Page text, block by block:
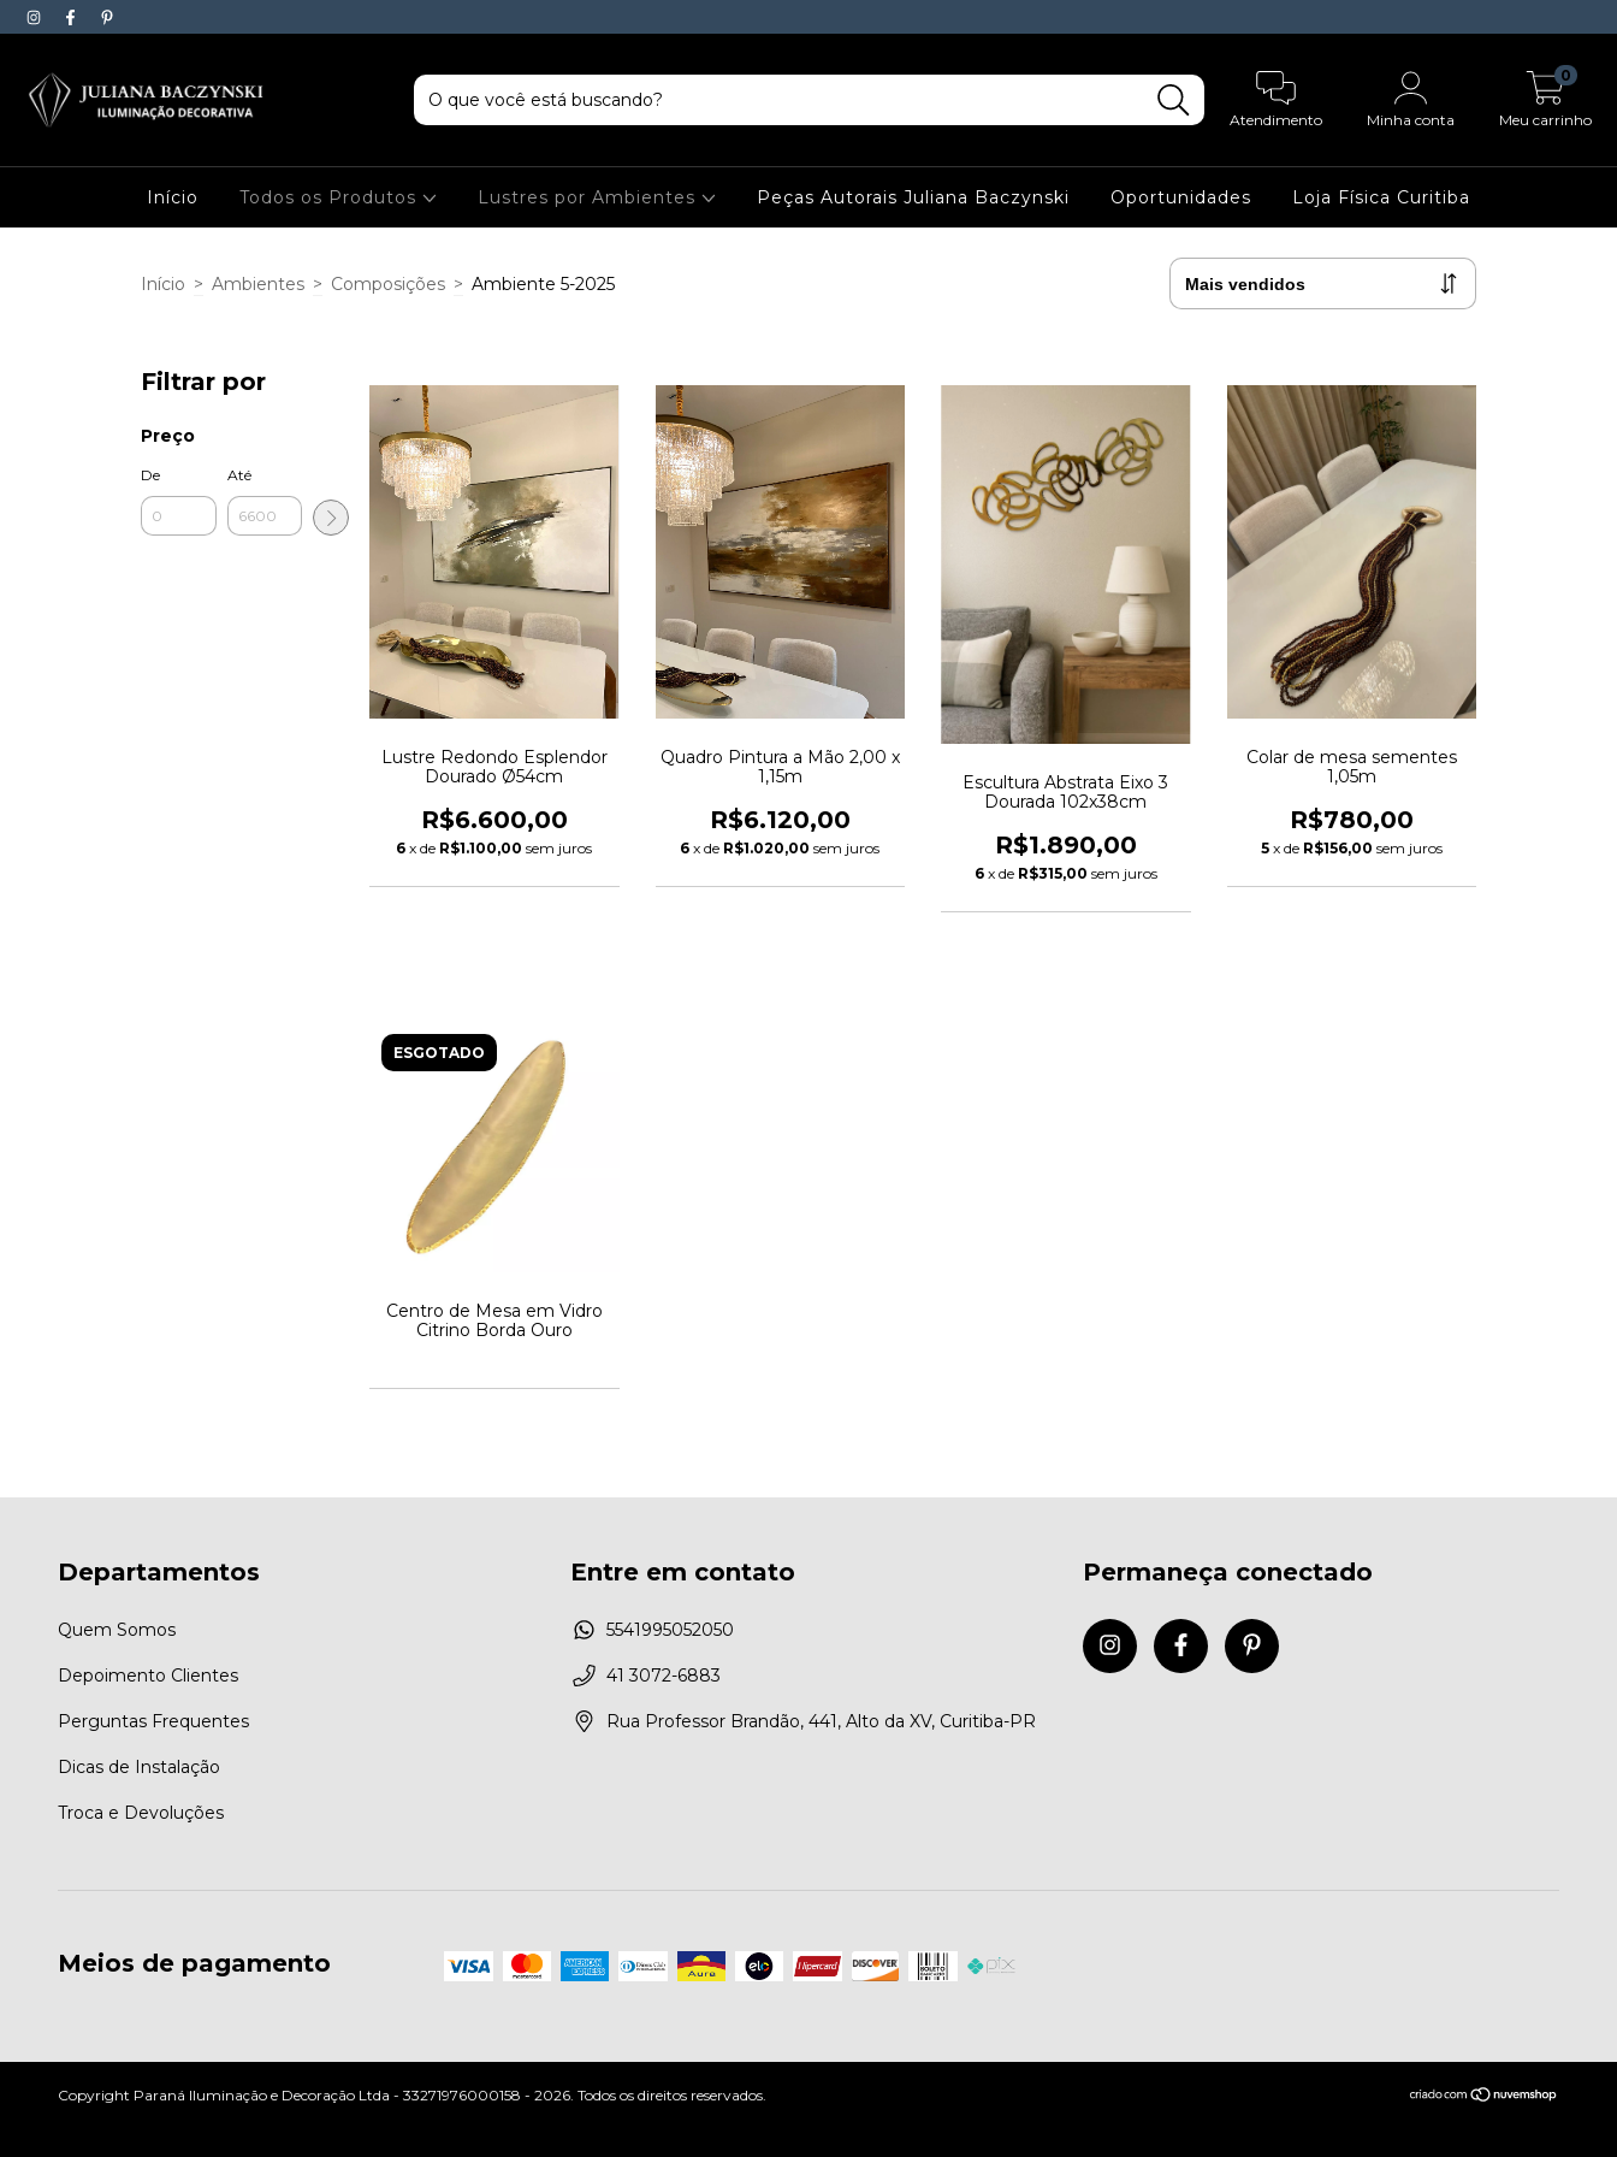
Atendimento Minha conta Meu carrinho
0
Início Todos os Produtos Lustres por Ambientes Peças Autorais Juliana Baczynski Oportunidades Loja Física Curitiba
Início > Ambientes > Composições > Ambiente 5-2025
Filtrar por
Preço
De Até
Lustre Redondo Esplendor
Dourado Ø54cm
R$6.600,00
6 x de R$1.100,00 sem juros
Quadro Pintura a Mão 2,00 x
1,15m
R$6.120,00
6 x de R$1.020,00 sem juros
Escultura Abstrata Eixo 3
Dourada 102x38cm
R$1.890,00
6 x de R$315,00 sem juros
Colar de mesa sementes
1,05m
R$780,00
5 x de R$156,00 sem juros
ESGOTADO
Centro de Mesa em Vidro
Citrino Borda Ouro
Departamentos
Quem Somos
Depoimento Clientes
Perguntas Frequentes
Dicas de Instalação
Troca e Devoluções
Entre em contato
5541995052050
41 3072-6883
Rua Professor Brandão, 441, Alto da XV, Curitiba-PR
Permaneça conectado
Meios de pagamento
Copyright Paraná Iluminação e Decoração Ltda - 33271976000158 - 2026. Todos os direitos reservados.